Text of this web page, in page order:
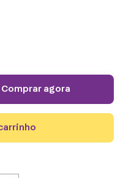
comprar agora